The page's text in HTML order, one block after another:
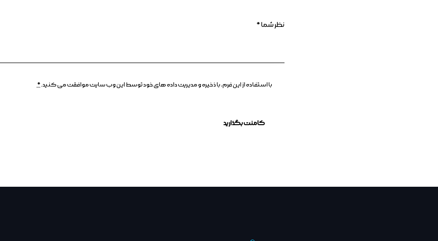
با استفاده از این فرم، با ذخیره و مدیریت داده های خود توسط این وب سایت موافقت می کنید.*